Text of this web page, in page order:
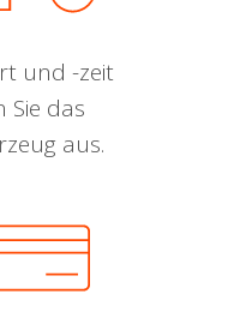
und -zeit
Sie das
aus.